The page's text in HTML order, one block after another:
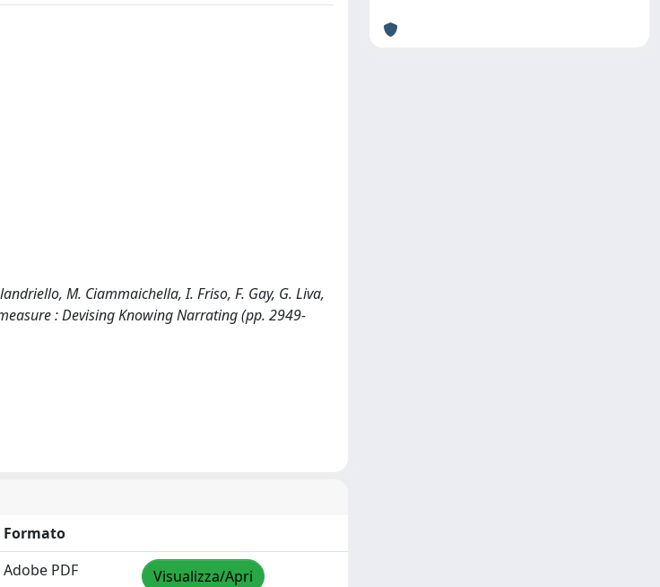
M. Ciammaichella, I. Friso, F. Gay, G. Liva,
: Devising Knowing Narrating (pp. 2949-
Formato
Adobe PDF Visualizza/Apri